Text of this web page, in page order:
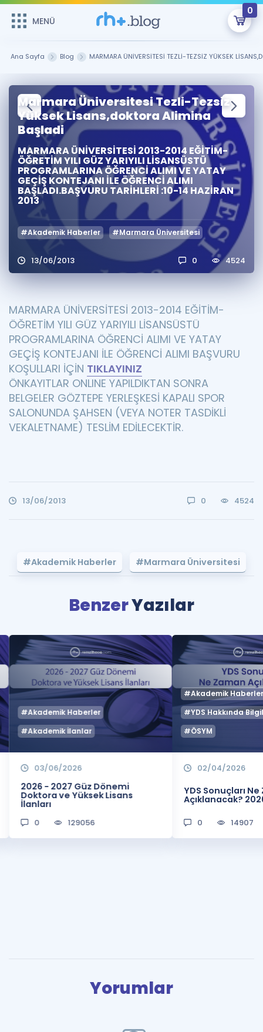
MENÜ
0
Şifremi Hatırlamıyorum
ÜYE DEĞİLİM
Sepetin Şu An Boş.
Remzi Hoca ile seni sınava hazırlayacak onlarca eğitim seni
bekliyor!
MENÜ
Çalışma Paketleri
Kitaplar ve Kaynaklar
Katılımcı Görüşleri
Faydalı Araçlar
Ücretsiz Kaynaklar
Puan Hesaplama
ÖSYM Sınav Takvimi
Kampanyalar
Blog
İngilizce Gramer
İngilizce Gramer
Hakkımızda
Kariyer
Soru & Cevap
İletişim
Ana Sayfa Blog MARMARA ÜNİVERSİTESİ TEZLİ-TEZSİZ YÜKSEK
Marmara Üniversitesi Tezli-Tezsiz
Yüksek Lisans,doktora Alimina
Başladi
MARMARA ÜNİVERSİTESİ 2013-2014 EĞİTİM-
ÖĞRETİM YILI GÜZ YARIYILI LİSANSÜSTÜ
PROGRAMLARINA ÖĞRENCİ ALIMI VE YATAY
GEÇİŞ KONTEJANI İLE ÖĞRENCİ ALIMI
BAŞLADI.BAŞVURU TARİHLERİ :10-14 HAZİRAN
2013
#Akademik Haberler #Marmara Üniversitesi
13/06/2013 0 4524
MARMARA ÜNİVERSİTESİ 2013-2014 EĞİTİM-
ÖĞRETİM YILI GÜZ YARIYILI LİSANSÜSTÜ
PROGRAMLARINA ÖĞRENCİ ALIMI VE YATAY
GEÇİŞ KONTEJANI İLE ÖĞRENCİ ALIMI BAŞVURU
KOŞULLARI İÇİN TIKLAYINIZ
ÖNKAYITLAR ONLINE YAPILDIKTAN SONRA
BELGELER GÖZTEPE YERLEŞKESİ KAPALI SPOR
SALONUNDA ŞAHSEN (VEYA NOTER TASDİKLİ
VEKALETNAME) TESLİM EDİLECEKTİR.
13/06/2013 0 4524
#Akademik Haberler #Marmara Üniversitesi
BenzerYazılar
#Akademik Haberler
#Akademik İlanlar
03/06/2026
2026 - 2027 Güz Dönemi
Doktora ve Yüksek Lisans
İlanları
0 129056
#Akademik
#YDS Hakkında
#ÖSYM
02/04/2026
YDS Sonuçları
Açıklanacak?
0 14907
Yorumlar